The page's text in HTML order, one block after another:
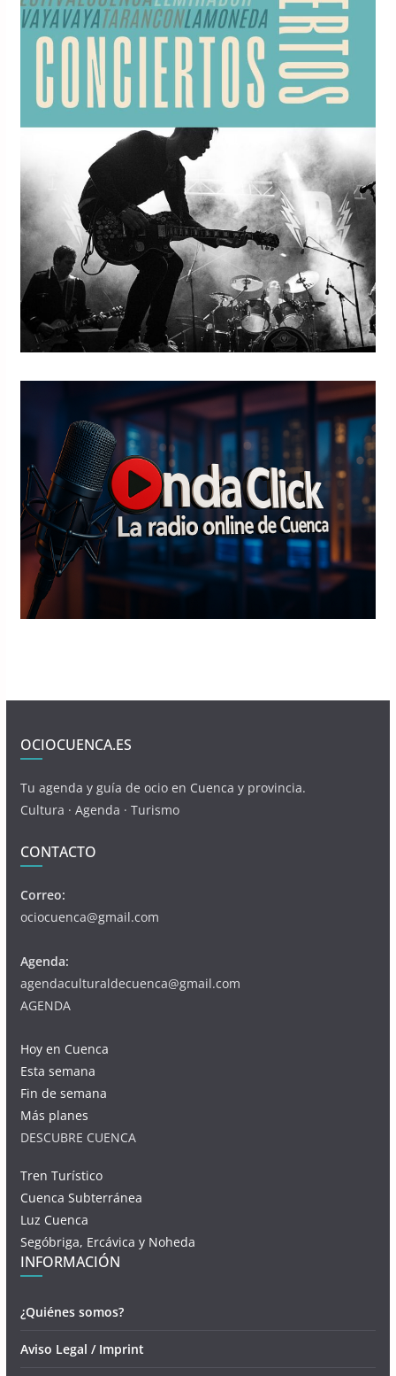
OCIOCUENCA.ES
Tu agenda y guía de ocio en Cuenca y provincia.
Cultura · Agenda · Turismo
CONTACTO
Correo:
ociocuenca@gmail.com
Agenda:
agendaculturaldecuenca@gmail.com
AGENDA
Hoy en Cuenca
Esta semana
Fin de semana
Más planes
DESCUBRE CUENCA
Tren Turístico
Cuenca Subterránea
Luz Cuenca
Segóbriga, Ercávica y Noheda
INFORMACIÓN
¿Quiénes somos?
Aviso Legal / Imprint